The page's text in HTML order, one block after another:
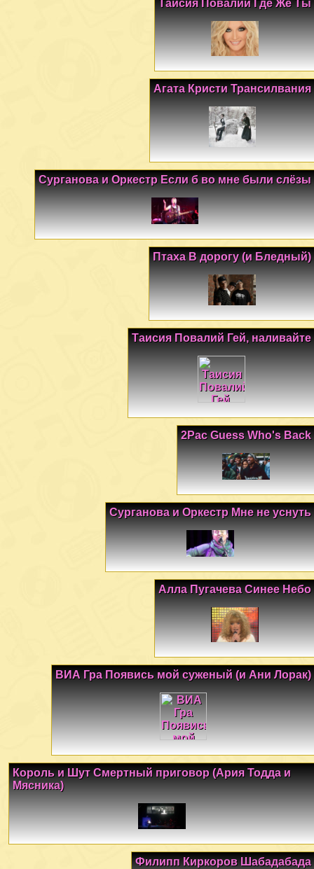
Таисия Повалий Где Же Ты
Агата Кристи Трансилвания
Сурганова и Оркестр Если б во мне были слёзы
Птаха В дорогу (и Бледный)
Таисия Повалий Гей, наливайте
2Pac Guess Who's Back
Сурганова и Оркестр Мне не уснуть
Алла Пугачева Синее Небо
ВИА Гра Появись мой суженый (и Ани Лорак)
Король и Шут Смертный приговор (Ария Тодда и
Мясника)
Филипп Киркоров Шабадабада